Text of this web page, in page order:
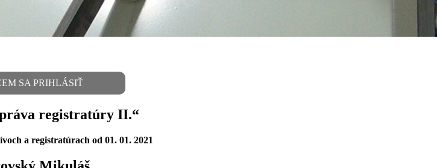
SA PRIHLÁSIŤ
registratúry II.“
a registratúrach od 01. 01. 2021